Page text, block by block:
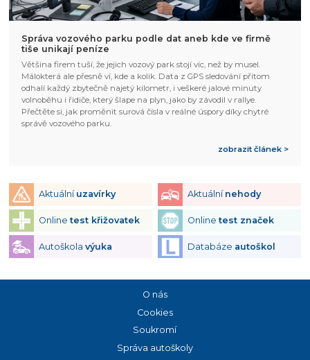
Správa vozového parku podle dat aneb kde ve firmě
tiše unikají peníze
Většina firem tuší, že jejich vozový park stojí víc, než by musel.
Málokterá ale přesně ví, kde a kolik. Data z GPS sledování přitom
odhalí každý zbytečně najetý kilometr, i veškeré jalové minuty
volnoběhu i řidiče, který šlape na plyn, jako by závodil v rallye.
Přečtěte si, jak proměnit surová čísla v reálné úspory díky chytré
správě vozového parku.
zobrazit článek >
Aktuální uzavírky Aktuální nehody
Onlinetest křižovatek Onlinetest značek
Autoškola výuka Databáze autoškol
O nás
Cookies
Soukromí
Správa autoškoly